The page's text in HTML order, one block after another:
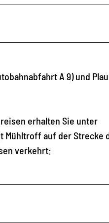
A 9) und
erhalten Sie unter
Mühltroff auf der Strecke
verkehrt: